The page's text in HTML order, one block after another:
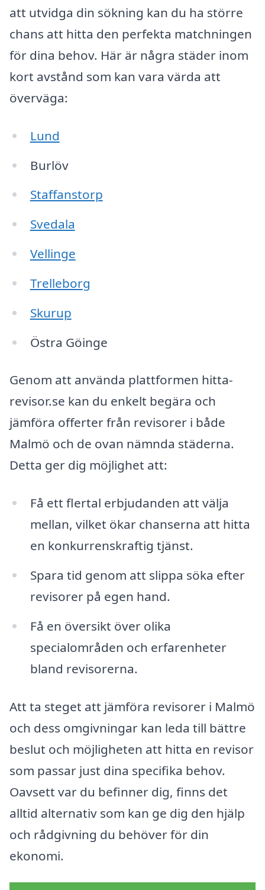
att utvidga din sökning kan du ha större
chans att hitta den perfekta matchningen
för dina behov. Här är några städer inom
kort avstånd som kan vara värda att
överväga:
Lund
Burlöv
Staffanstorp
Svedala
Vellinge
Trelleborg
Skurup
Östra Göinge
Genom att använda plattformen hitta-
revisor.se kan du enkelt begära och
jämföra offerter från revisorer i både
Malmö och de ovan nämnda städerna.
Detta ger dig möjlighet att:
Få ett flertal erbjudanden att välja
mellan, vilket ökar chanserna att hitta
en konkurrenskraftig tjänst.
Spara tid genom att slippa söka efter
revisorer på egen hand.
Få en översikt över olika
specialområden och erfarenheter
bland revisorerna.
Att ta steget att jämföra revisorer i Malmö
och dess omgivningar kan leda till bättre
beslut och möjligheten att hitta en revisor
som passar just dina specifika behov.
Oavsett var du befinner dig, finns det
alltid alternativ som kan ge dig den hjälp
och rådgivning du behöver för din
ekonomi.